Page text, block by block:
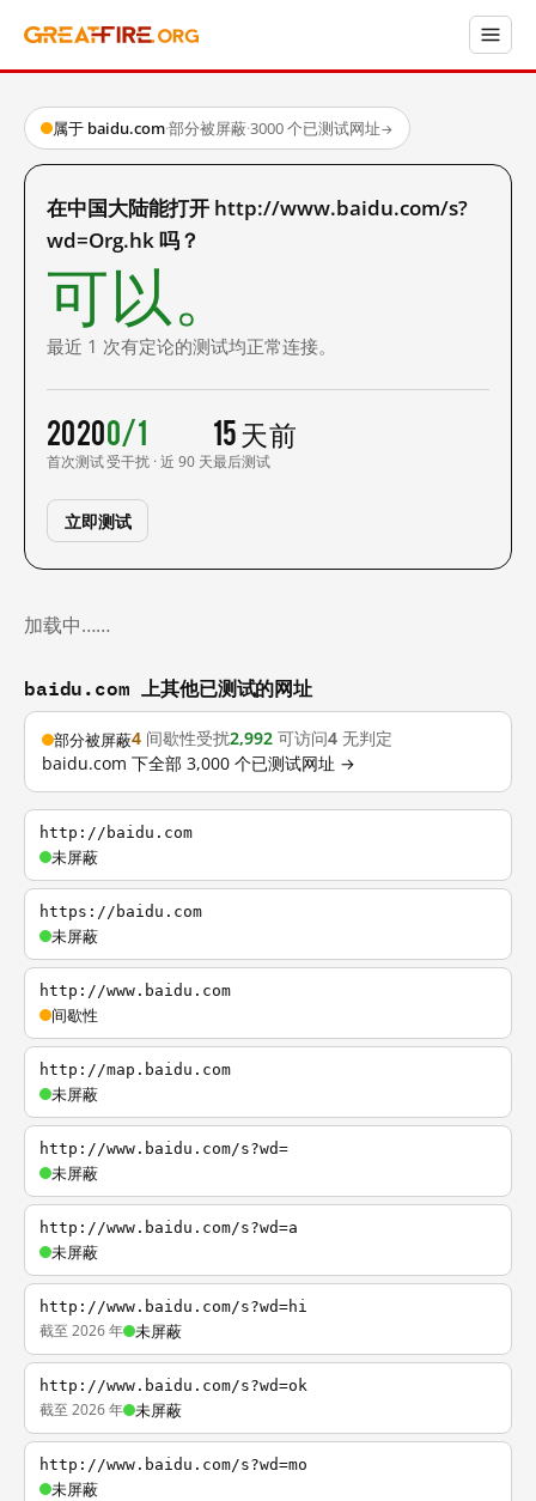
属于 baidu.com·部分被屏蔽·3000 个已测试网址→
在中国大陆能打开 http://www.baidu.com/s?
wd=Org.hk 吗？
可以。
最近 1 次有定论的测试均正常连接。
2020
首次测试
0/1
受干扰 · 近 90 天
15 天前
最后测试
立即测试
加载中……
baidu.com 上其他已测试的网址
部分被屏蔽4 间歇性受扰2,992 可访问4 无判定
baidu.com 下全部 3,000 个已测试网址 →
http://baidu.com
未屏蔽
https://baidu.com
未屏蔽
http://www.baidu.com
间歇性
http://map.baidu.com
未屏蔽
http://www.baidu.com/s?wd=
未屏蔽
http://www.baidu.com/s?wd=a
未屏蔽
http://www.baidu.com/s?wd=hi
截至 2026 年 未屏蔽
http://www.baidu.com/s?wd=ok
截至 2026 年 未屏蔽
http://www.baidu.com/s?wd=mo
未屏蔽